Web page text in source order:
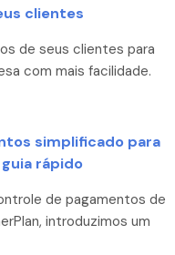
clientes
de seus clientes para
com mais facilidade.
simplificado para
rápido
de pagamentos de
introduzimos um